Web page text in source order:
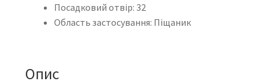
Посадковий отвір: 32
Область застосування: Піщаник
Опис